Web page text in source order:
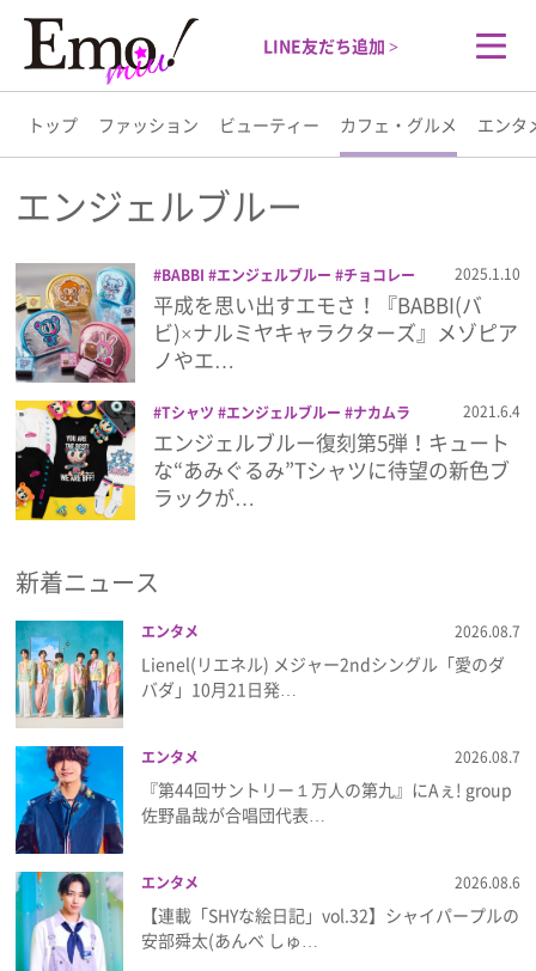
LINE友だち追加 >
トップ ファッション ビューティー カフェ・グルメ エンタ
トップ
ファッション
ビューティー
カフェ・グルメ
エンタメ
ライフスタイル
プレゼント
インタビュー
フィルム
Emoメン
ランキング
エンジェルブルー
BABBI エンジェルブルー
チョコレー
ト デイジーラヴァーズ ナルミヤ
ナル
ミヤキャラクターズ
バレンタイン
ポン
ポネット
メゾピアノ
2025.1.10
平成を思い出すエモさ！『BABBI(バ
ビ)×ナルミヤキャラクターズ』メゾピア
ノやエ…
Tシャツ エンジェルブルー
ナカムラ
くん 靴下
2021.6.4
エンジェルブルー復刻第5弾！キュート
な“あみぐるみ”Tシャツに待望の新色ブ
ラックが…
新着ニュース
エンタメ 2026.08.7
Lienel(リエネル) メジャー2ndシングル「愛のダ
バダ」10月21日発…
エンタメ 2026.08.7
『第44回サントリー１万人の第九』にAぇ! group
佐野晶哉が合唱団代表…
エンタメ 2026.08.6
【連載「SHYな絵日記」vol.32】シャイパープルの
安部舜太(あんべ しゅ…